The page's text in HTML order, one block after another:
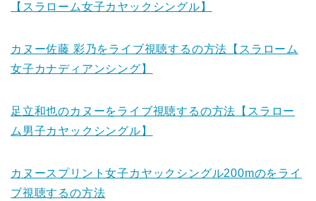
【スラローム女子カヤックシングル】
カヌー佐藤 彩乃をライブ視聴するの方法【スラローム
女子カナディアンシング】
足立和也のカヌーをライブ視聴するの方法【スラロー
ム男子カヤックシングル】
カヌースプリント女子カヤックシングル200mのをライ
ブ視聴するの方法